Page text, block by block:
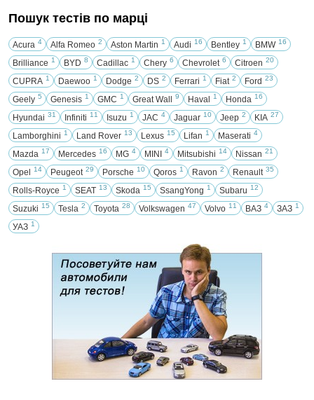
Пошук тестів по марці
Acura 4 Alfa Romeo 2 Aston Martin 1 Audi 16 Bentley 1 BMW 16
Brilliance 1 BYD 8 Cadillac 1 Chery 6 Chevrolet 6 Citroen 20
CUPRA 1 Daewoo 1 Dodge 2 DS 2 Ferrari 1 Fiat 2 Ford 23
Geely 5 Genesis 1 GMC 1 Great Wall 9 Haval 1 Honda 16
Hyundai 31 Infiniti 11 Isuzu 1 JAC 4 Jaguar 10 Jeep 2 KIA 27
Lamborghini 1 Land Rover 13 Lexus 15 Lifan 1 Maserati 4
Mazda 17 Mercedes 16 MG 4 MINI 4 Mitsubishi 14 Nissan 21
Opel 14 Peugeot 29 Porsche 10 Qoros 1 Ravon 2 Renault 35
Rolls-Royce 1 SEAT 13 Skoda 15 SsangYong 1 Subaru 12
Suzuki 15 Tesla 2 Toyota 28 Volkswagen 47 Volvo 11 ВАЗ 4 ЗАЗ 1
УАЗ 1